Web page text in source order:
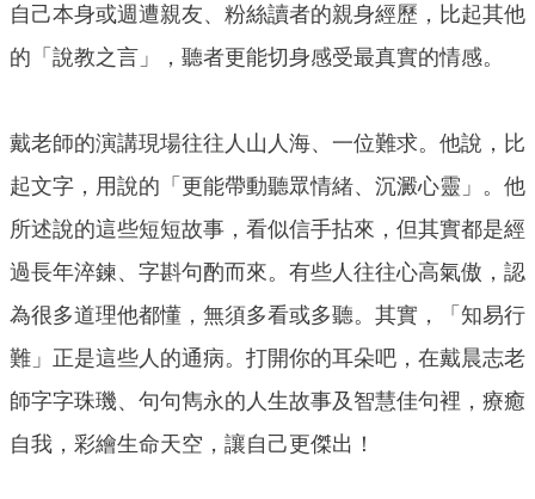
自己本身或週遭親友、粉絲讀者的親身經歷，比起其他
的「說教之言」，聽者更能切身感受最真實的情感。
戴老師的演講現場往往人山人海、一位難求。他說，比
起文字，用說的「更能帶動聽眾情緒、沉澱心靈」。他
所述說的這些短短故事，看似信手拈來，但其實都是經
過長年淬鍊、字斟句酌而來。有些人往往心高氣傲，認
為很多道理他都懂，無須多看或多聽。其實，「知易行
難」正是這些人的通病。打開你的耳朵吧，在戴晨志老
師字字珠璣、句句雋永的人生故事及智慧佳句裡，療癒
自我，彩繪生命天空，讓自己更傑出！